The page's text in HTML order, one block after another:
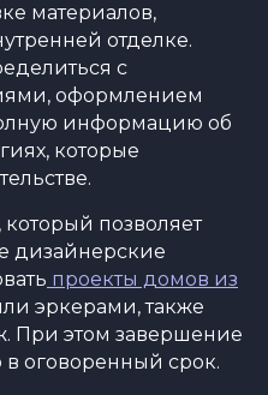
материалов,
отделке.
с
оформлением
информацию об
которые
который позволяет
дизайнерские
проекты домов из
эркерами, также
При этом завершение
в оговоренный срок.